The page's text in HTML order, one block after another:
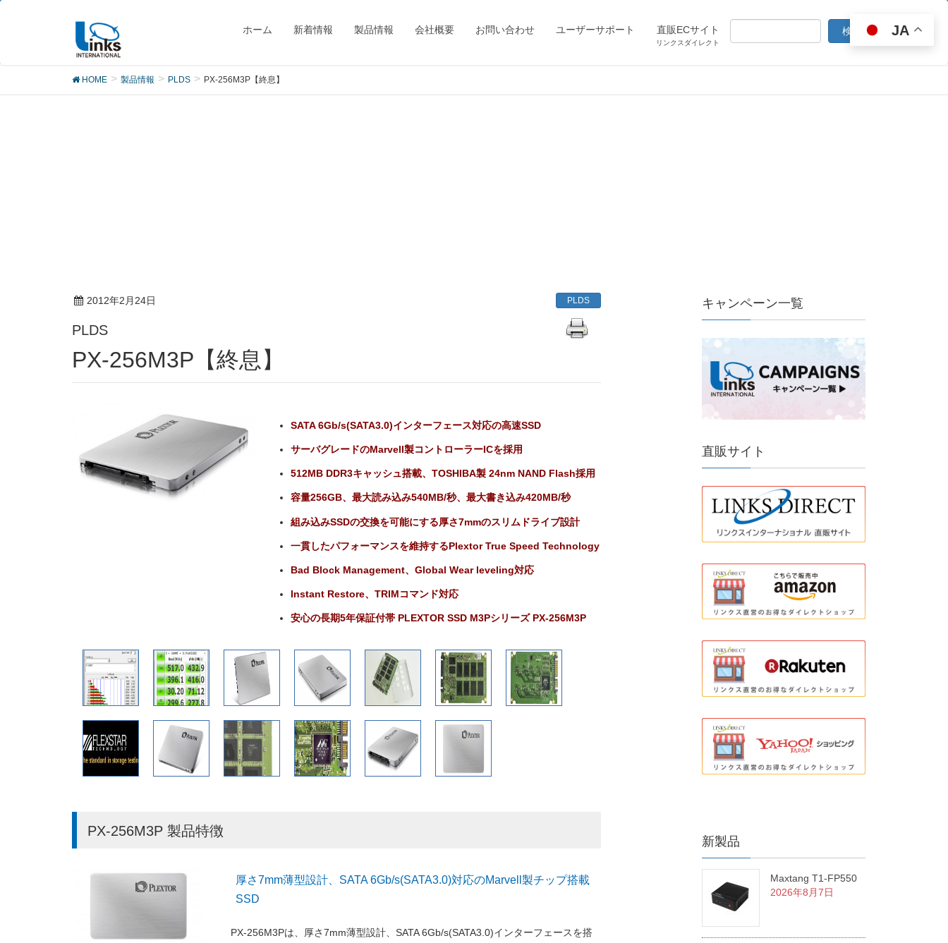
ホーム 新着情報 製品情報 会社概要 お問い合わせ ユーザーサポート 直販ECサイト
リンクスダイレクト
製品
HOME 製品情報 PLDS PX-256M3P【終息】
2012年2月24日 PLDS
PLDS
PX-256M3P【終息】
SATA 6Gb/s(SATA3.0)インターフェース対応の高速SSD
サーバグレードのMarvell製コントローラーICを採用
512MB DDR3キャッシュ搭載、TOSHIBA製 24nm NAND Flash採用
容量256GB、最大読み込み540MB/秒、最大書き込み420MB/秒
組み込みSSDの交換を可能にする厚さ7mmのスリムドライブ設計
一貫したパフォーマンスを維持するPlextor True Speed Technology
Bad Block Management、Global Wear leveling対応
Instant Restore、TRIMコマンド対応
安心の長期5年保証付帯 PLEXTOR SSD M3Pシリーズ PX-256M3P
PX-256M3P 製品特徴
厚さ7mm薄型設計、SATA 6Gb/s(SATA3.0)対応のMarvell製チップ搭載
SSD
PX-256M3Pは、厚さ7mm薄型設計、SATA 6Gb/s(SATA3.0)インターフェースを搭
キャンペーン一覧
直販サイト
新製品
Maxtang T1-FP550
2026年8月7日
JA